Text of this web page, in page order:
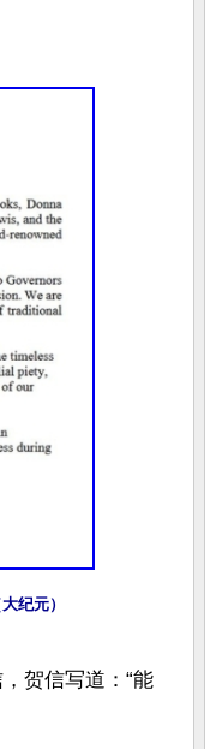
纪元）
贺信写道：“能